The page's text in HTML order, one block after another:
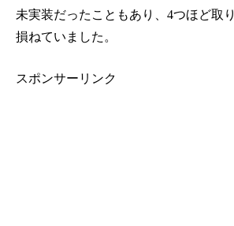
未実装だったこともあり、4つほど取り
損ねていました。
スポンサーリンク